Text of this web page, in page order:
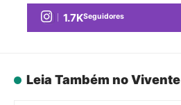
1.7KSeguidores
Leia Também no Vivente